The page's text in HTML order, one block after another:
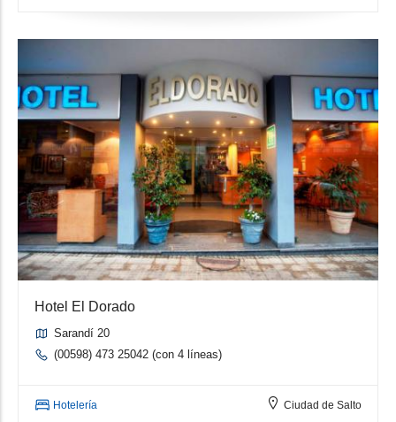
Hotel El Dorado
Sarandí 20
(00598) 473 25042 (con 4 líneas)
Hotelería Ciudad de Salto